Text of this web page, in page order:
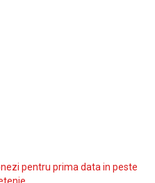
pentru prima data in peste